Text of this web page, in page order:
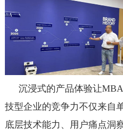
沉浸式的产品体验让
技型企业的竞争力不仅来自
底层技术能力、用户痛点洞